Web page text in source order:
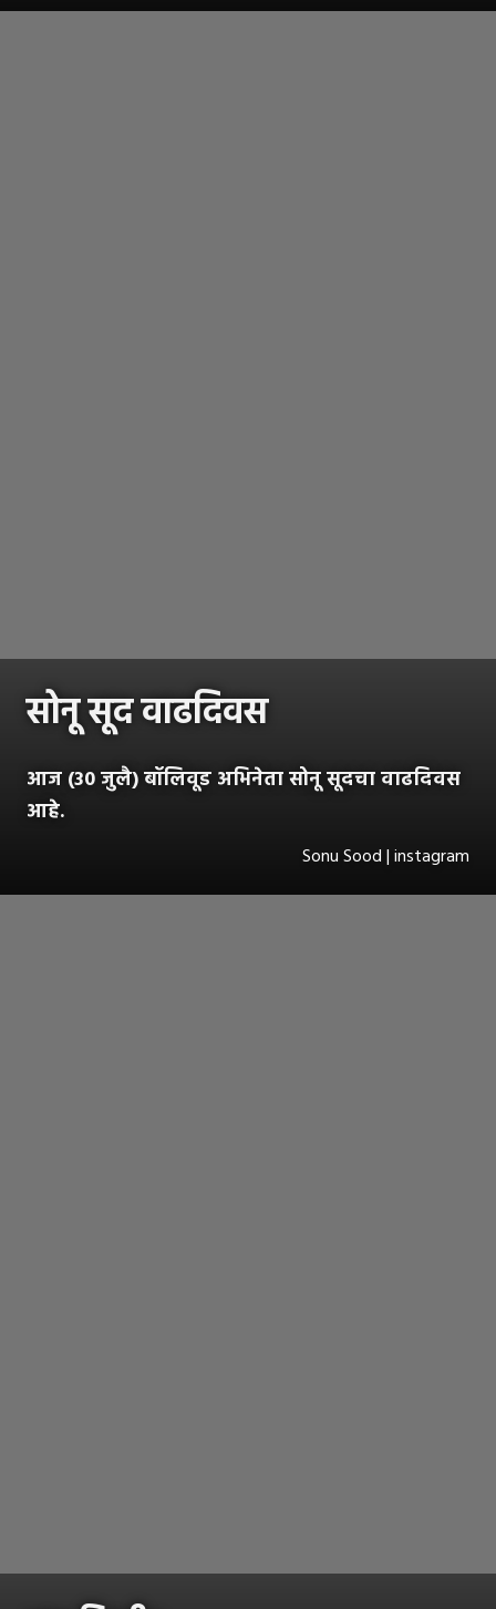
सोनू सूद वाढदिवस
आज (30 जुलै) बॉलिवूड अभिनेता सोनू सूदचा वाढदिवस
आहे.
Sonu Sood | instagram